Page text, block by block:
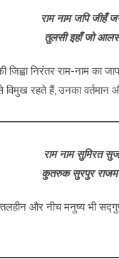
राम नाम जपि
तुलसी इहाँ जो
निरंतर राम-नाम का
रहते हैं, उनका वर्तमान
राम नाम सुमिरत
कुतरुक सुरपुर
और नीच मनुष्य भी